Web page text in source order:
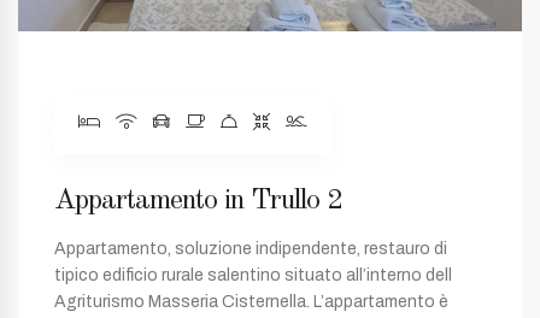
Appartamento in Trullo 2
Appartamento, soluzione indipendente, restauro di
tipico edificio rurale salentino situato all’interno dell
Agriturismo Masseria Cisternella. L’appartamento è